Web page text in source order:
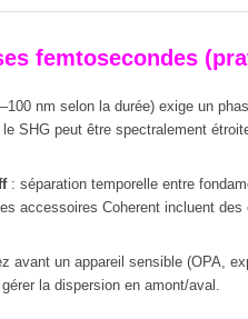
femtosecondes
nm selon la durée) exige un
SHG peut être spectrale­ment
: séparation temporelle entre
accessoires Coherent incluent
avant un appareil sensible (OPA,
la dispersion en amont/aval.